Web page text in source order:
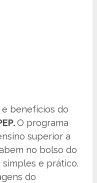
e benefícios do
O programa
superior a
no bolso do
e prático.
do